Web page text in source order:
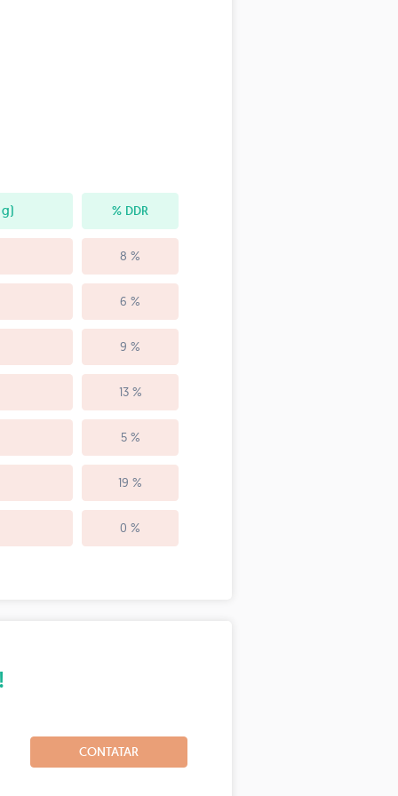
% DDR
8 %
6 %
9 %
13 %
5 %
19 %
0 %
CONTATAR